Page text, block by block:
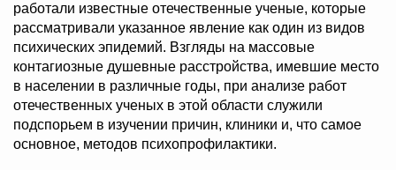
работали известные отечественные ученые, которые
рассматривали указанное явление как один из видов
психических эпидемий. Взгляды на массовые
контагиозные душевные расстройства, имевшие место
в населении в различные годы, при анализе работ
отечественных ученых в этой области служили
подспорьем в изучении причин, клиники и, что самое
основное, методов психопрофилактики.